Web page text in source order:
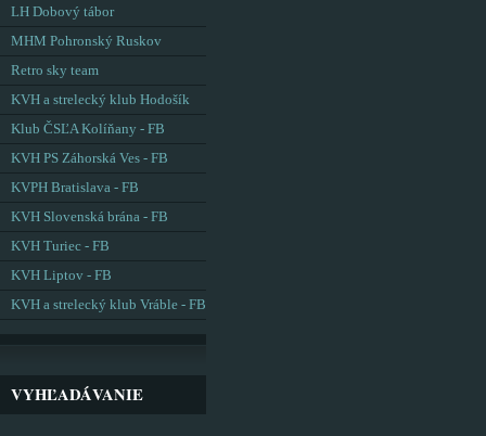
LH Dobový tábor
MHM Pohronský Ruskov
Retro sky team
KVH a strelecký klub Hodošík
Klub ČSĽA Kolíňany - FB
KVH PS Záhorská Ves - FB
KVPH Bratislava - FB
KVH Slovenská brána - FB
KVH Turiec - FB
KVH Liptov - FB
KVH a strelecký klub Vráble - FB
VYHĽADÁVANIE